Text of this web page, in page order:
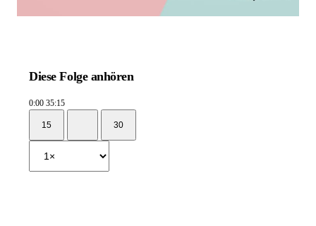
Diese Folge anhören
0:00 35:15
15 30